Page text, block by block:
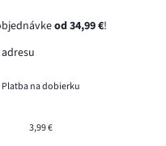
od 34,99 €!
Platba na dobierku
3,99 €